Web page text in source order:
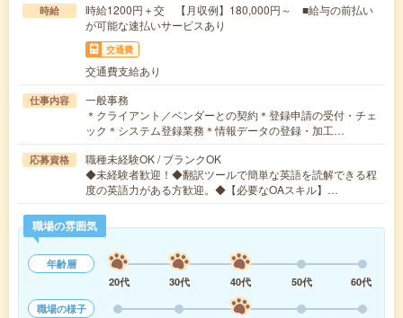
時給
時給1200円＋交 【月収例】180,000円～ ■給与の前払い
が可能な速払いサービスあり
交通費
交通費支給あり
仕事内容
一般事務
＊クライアント／ベンダーとの契約＊登録申請の受付・チェ
ック＊システム登録業務＊情報データの登録・加工…
応募資格
職種未経験OK / ブランクOK
◆未経験者歓迎！◆翻訳ツールで簡単な英語を読解できる程
度の英語力がある方歓迎。◆【必要なOAスキル】…
職場の雰囲気
年齢層
20代
30代 40代 50代
60代
職場の様子